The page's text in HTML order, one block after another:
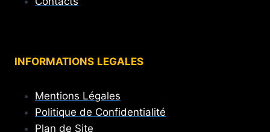
INFORMATIONS LEGALES
Mentions Légales
Politique de Confidentialité
Plan de Site